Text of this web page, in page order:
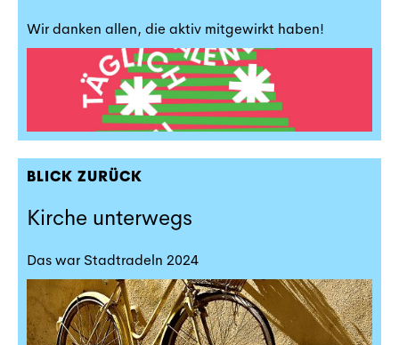
Wir danken allen, die aktiv mitgewirkt haben!
BLICK ZURÜCK
Kirche unterwegs
Das war Stadtradeln 2024